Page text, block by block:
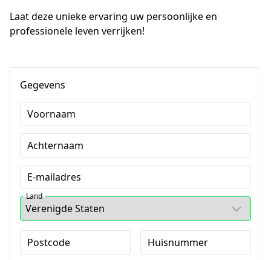
Laat deze unieke ervaring uw persoonlijke en
professionele leven verrijken!
Gegevens
Voornaam
Achternaam
E-mailadres
Land
Postcode Huisnummer